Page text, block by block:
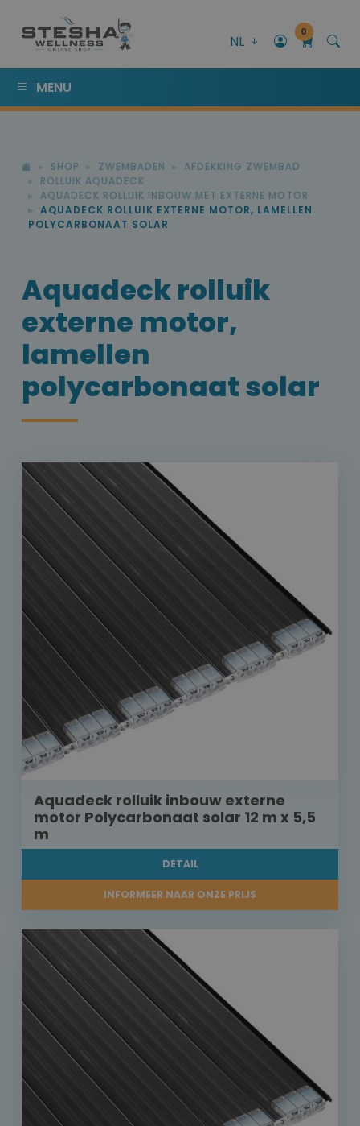
NL
0
MENU
SHOP ZWEMBADEN
AFDEKKING ZWEMBAD
ROLLUIK AQUADECK
AQUADECK ROLLUIK INBOUW MET EXTERNE MOTOR
AQUADECK ROLLUIK EXTERNE MOTOR, LAMELLEN
POLYCARBONAAT SOLAR
Aquadeck rolluik
externe motor,
lamellen
polycarbonaat solar
Aquadeck rolluik inbouw externe
motor Polycarbonaat solar 12 m x 5,5
m
DETAIL
INFORMEER NAAR ONZE PRIJS